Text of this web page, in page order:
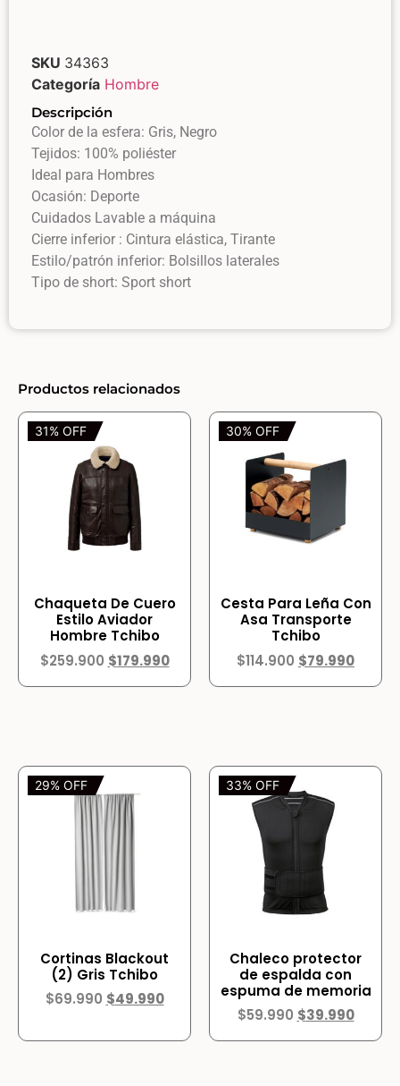
SKU 34363
Categoría Hombre
Descripción
Color de la esfera: Gris, Negro
Tejidos: 100% poliéster
Ideal para Hombres
Ocasión: Deporte
Cuidados Lavable a máquina
Cierre inferior : Cintura elástica, Tirante
Estilo/patrón inferior: Bolsillos laterales
Tipo de short: Sport short
Productos relacionados
31% OFF
Chaqueta De Cuero
Estilo Aviador
Hombre Tchibo
$259.900 $179.990
30% OFF
Cesta Para Leña Con
Asa Transporte
Tchibo
$114.900 $79.990
29% OFF
Cortinas Blackout
(2) Gris Tchibo
$69.990 $49.990
33% OFF
Chaleco protector
de espalda con
espuma de memoria
$59.990 $39.990